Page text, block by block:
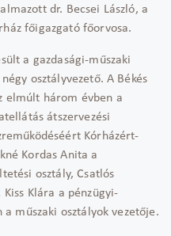
dr. Becsei László, a
főigazgató főorvosa.
a gazdasági-műszaki
osztályvezető. A Békés
elmúlt három évben a
átszervezési
Kórházért-
Kordas Anita a
osztály, Csatlós
Klára a pénzügyi-
műszaki osztályok vezetője.